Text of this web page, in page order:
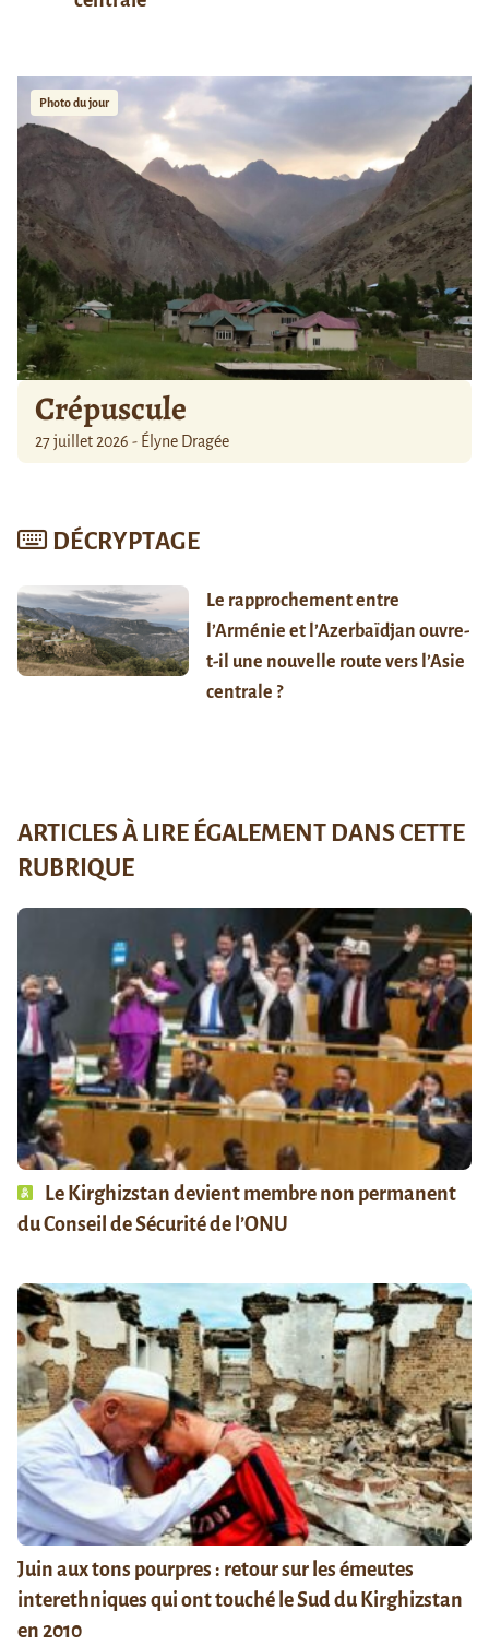
Photo du jour
Crépuscule
27 juillet 2026 - Élyne Dragée
DÉCRYPTAGE
Le rapprochement entre
l’Arménie et l’Azerbaïdjan ouvre-
t-il une nouvelle route vers l’Asie
centrale ?
ARTICLES À LIRE ÉGALEMENT DANS CETTE
RUBRIQUE
Le Kirghizstan devient membre non permanent
du Conseil de Sécurité de l’ONU
Juin aux tons pourpres : retour sur les émeutes
interethniques qui ont touché le Sud du Kirghizstan
en 2010